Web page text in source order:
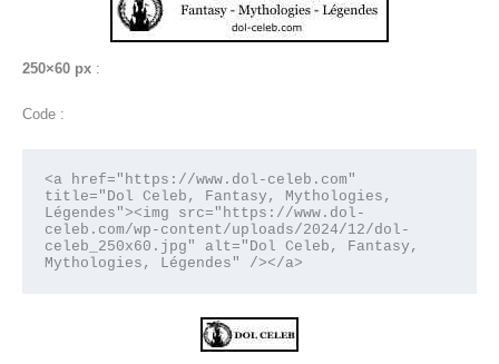
250×60 px :
Code :
<a href="https://www.dol-celeb.com"
title="Dol Celeb, Fantasy, Mythologies,
Légendes"><img src="https://www.dol-
celeb.com/wp-content/uploads/2024/12/dol-
celeb_250x60.jpg" alt="Dol Celeb, Fantasy,
Mythologies, Légendes" /></a>